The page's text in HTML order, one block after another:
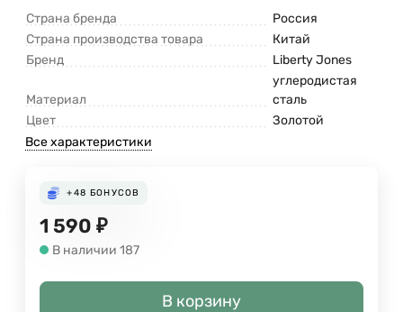
Страна бренда
Россия
Страна производства товара
Китай
Бренд
Liberty Jones
Материал
углеродистая
сталь
Цвет
Золотой
Все характеристики
+48 БОНУСОВ
1 590 ₽
В наличии 187
В корзину